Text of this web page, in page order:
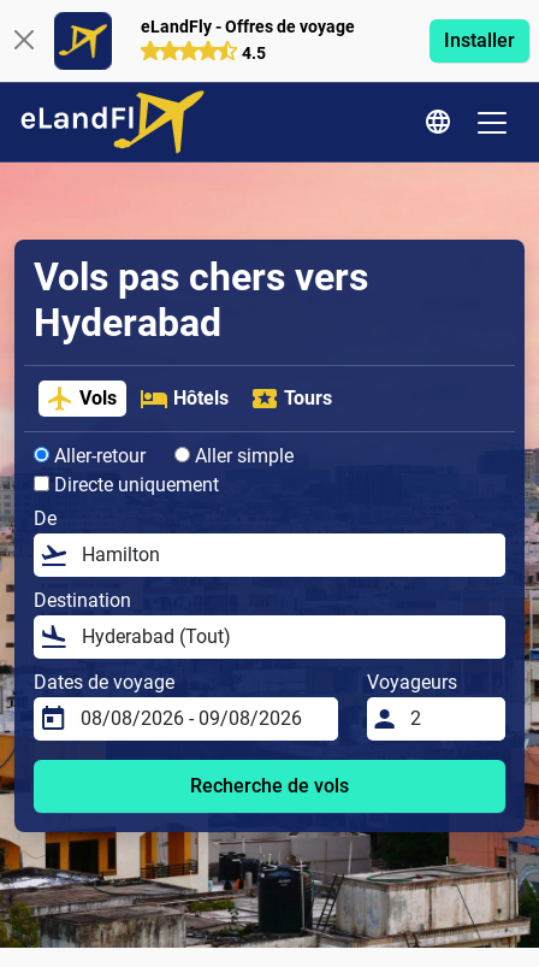
eLandFly - Offres de voyage
4.5
Installer
Vols pas chers vers
Hyderabad
Vols Hôtels Tours
Aller-retour
Aller simple
Directe uniquement
De
Destination
Dates de voyage Voyageurs
Recherche de vols